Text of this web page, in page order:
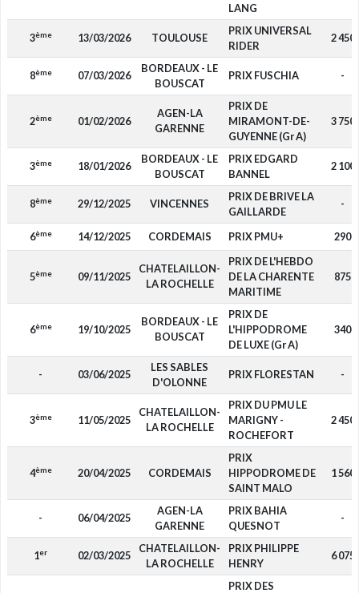
LANG
3ème 13/03/2026 TOULOUSE
PRIX UNIVERSAL
RIDER
2 450
8ème 07/03/2026
BORDEAUX - LE
BOUSCAT
PRIX FUSCHIA -
2ème 01/02/2026
AGEN-LA
GARENNE
PRIX DE
MIRAMONT-DE-
GUYENNE (Gr A)
3 750
3ème 18/01/2026
BORDEAUX - LE
BOUSCAT
PRIX EDGARD
BANNEL
2 100
8ème 29/12/2025 VINCENNES
PRIX DE BRIVE LA
GAILLARDE
-
6ème 14/12/2025 CORDEMAIS PRIX PMU+ 290
5ème 09/11/2025
CHATELAILLON-
LA ROCHELLE
PRIX DE L'HEBDO
DE LA CHARENTE
MARITIME
875
6ème 19/10/2025
BORDEAUX - LE
BOUSCAT
PRIX DE
L'HIPPODROME
DE LUXE (Gr A)
340
- 03/06/2025
LES SABLES
D'OLONNE
PRIX FLORESTAN -
3ème 11/05/2025
CHATELAILLON-
LA ROCHELLE
PRIX DU PMU LE
MARIGNY -
ROCHEFORT
2 450
4ème 20/04/2025 CORDEMAIS
PRIX
HIPPODROME DE
SAINT MALO
1 560
- 06/04/2025
AGEN-LA
GARENNE
PRIX BAHIA
QUESNOT
-
1er 02/03/2025
CHATELAILLON-
LA ROCHELLE
PRIX PHILIPPE
HENRY
6 075
PRIX DES